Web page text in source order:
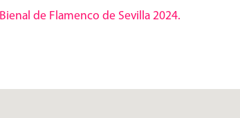
Bienal de Flamenco de Sevilla 2024.